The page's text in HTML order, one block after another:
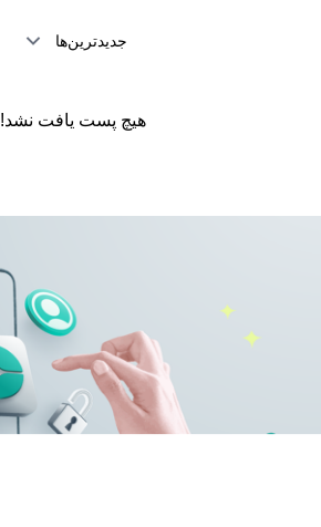
جدیدترین‌ها
هیچ پست یافت نشد!